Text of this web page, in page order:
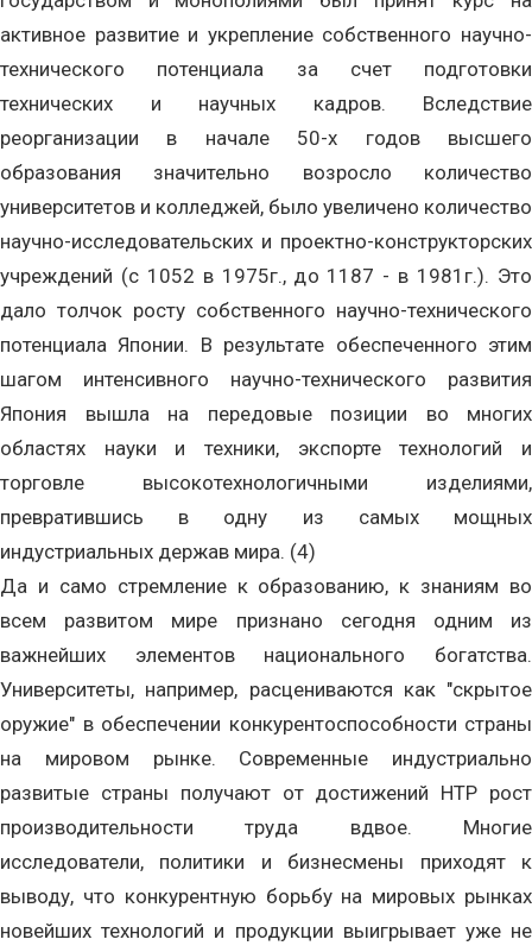
активное развитие и укрепление собственного научно-
технического потенциала за счет подготовки
технических и научных кадров. Вследствие
реорганизации в начале 50-х годов высшего
образования значительно возросло количество
университетов и колледжей, было увеличено количество
научно-исследовательских и проектно-конструкторских
учреждений (с 1052 в 1975г., до 1187 - в 1981г.). Это
дало толчок росту собственного научно-технического
потенциала Японии. В результате обеспеченного этим
шагом интенсивного научно-технического развития
Япония вышла на передовые позиции во многих
областях науки и техники, экспорте технологий и
торговле высокотехнологичными изделиями,
превратившись в одну из самых мощных
индустриальных держав мира. (4)
Да и само стремление к образованию, к знаниям во
всем развитом мире признано сегодня одним из
важнейших элементов национального богатства.
Университеты, например, расцениваются как "скрытое
оружие" в обеспечении конкурентоспособности страны
на мировом рынке. Современные индустриально
развитые страны получают от достижений НТР рост
производительности труда вдвое. Многие
исследователи, политики и бизнесмены приходят к
выводу, что конкурентную борьбу на мировых рынках
новейших технологий и продукции выигрывает уже не